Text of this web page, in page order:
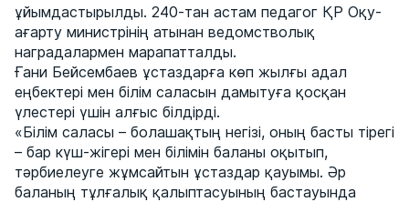
ұйымдастырылды. 240-тан астам педагог ҚР Оқу-
ағарту министрінің атынан ведомстволық
наградалармен марапатталды.
Ғани Бейсембаев ұстаздарға көп жылғы адал
еңбектері мен білім саласын дамытуға қосқан
үлестері үшін алғыс білдірді.
«Білім саласы – болашақтың негізі, оның басты тірегі
– бар күш-жігері мен білімін баланы оқытып,
тәрбиелеуге жұмсайтын ұстаздар қауымы. Әр
баланың тұлғалық қалыптасуының бастауында